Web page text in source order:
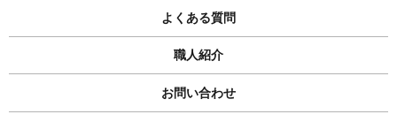
よくある質問
職人紹介
お問い合わせ